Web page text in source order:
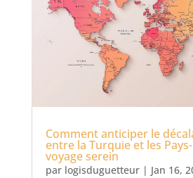
Comment anticiper le
entre la Turquie et les
voyage serein
par logisduguetteur| Jan 16,